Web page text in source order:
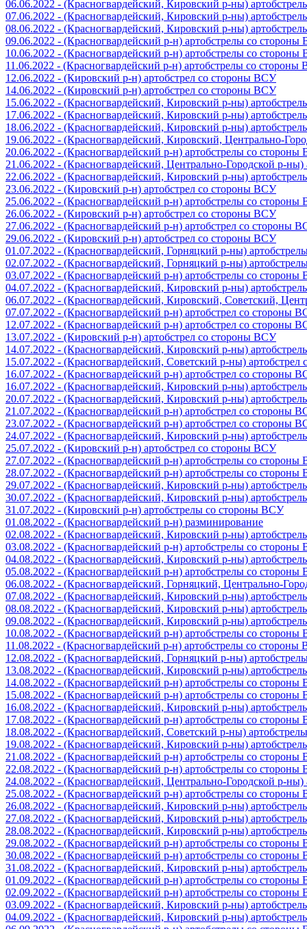
06.06.2022 - (Красногвардейский, Кировский р-ны)
07.06.2022 - (Красногвардейский, Кировский р-ны)
08.06.2022 - (Красногвардейский, Кировский р-ны)
09.06.2022 - (Красногвардейский р-н) артобстрелы со
10.06.2022 - (Красногвардейский р-н) артобстрелы со
11.06.2022 - (Красногвардейский р-н) артобстрелы со стороны
12.06.2022 - (Кировский р-н) артобстрел со стороны ВСУ
14.06.2022 - (Кировский р-н) артобстрел со стороны ВСУ
15.06.2022 - (Красногвардейский, Кировский р-ны)
17.06.2022 - (Красногвардейский, Кировский р-ны)
18.06.2022 - (Красногвардейский, Кировский р-ны)
19.06.2022 - (Красногвардейский, Кировский, Центрально-
20.06.2022 - (Красногвардейский р-н) артобстрелы со
21.06.2022 - (Красногвардейский, Центрально-Городской р-
22.06.2022 - (Красногвардейский, Кировский р-ны)
23.06.2022 - (Кировский р-н) артобстрел со стороны ВСУ
25.06.2022 - (Красногвардейский р-н) артобстрелы со
26.06.2022 - (Кировский р-н) артобстрел со стороны ВСУ
27.06.2022 - (Красногвардейский р-н) артобстрел со стороны
29.06.2022 - (Кировский р-н) артобстрел со стороны ВСУ
01.07.2022 - (Красногвардейский, Горняцкий р-ны)
02.07.2022 - (Красногвардейский, Горняцкий р-ны)
03.07.2022 - (Красногвардейский р-н) артобстрелы со
04.07.2022 - (Красногвардейский, Кировский р-ны)
06.07.2022 - (Красногвардейский, Кировский, Советский,
07.07.2022 - (Красногвардейский р-н) артобстрел со стороны
12.07.2022 - (Красногвардейский р-н) артобстрел со стороны
13.07.2022 - (Кировский р-н) артобстрел со стороны ВСУ
14.07.2022 - (Красногвардейский, Кировский р-ны)
15.07.2022 - (Красногвардейский, Советский р-ны)
16.07.2022 - (Красногвардейский р-н) артобстрел со стороны
16.07.2022 - (Красногвардейский, Кировский р-ны)
20.07.2022 - (Красногвардейский, Кировский р-ны)
21.07.2022 - (Красногвардейский р-н) артобстрел со стороны
23.07.2022 - (Красногвардейский р-н) артобстрел со стороны
24.07.2022 - (Красногвардейский, Кировский р-ны)
25.07.2022 - (Кировский р-н) артобстрел со стороны ВСУ
27.07.2022 - (Красногвардейский р-н) артобстрелы со
28.07.2022 - (Красногвардейский р-н) артобстрелы со
29.07.2022 - (Красногвардейский, Кировский р-ны)
30.07.2022 - (Красногвардейский, Кировский р-ны)
31.07.2022 - (Кировский р-н) артобстрелы со стороны ВСУ
01.08.2022 - (Красногвардейский р-н) разминирование
02.08.2022 - (Красногвардейский, Кировский р-ны)
03.08.2022 - (Красногвардейский р-н) артобстрелы со
04.08.2022 - (Красногвардейский, Кировский р-ны)
05.08.2022 - (Красногвардейский р-н) артобстрелы со
06.08.2022 - (Красногвардейский, Горняцкий, Центрально-
07.08.2022 - (Красногвардейский, Кировский р-ны)
08.08.2022 - (Красногвардейский, Кировский р-ны)
09.08.2022 - (Красногвардейский, Кировский р-ны)
10.08.2022 - (Красногвардейский р-н) артобстрелы со
11.08.2022 - (Красногвардейский р-н) артобстрелы со стороны
12.08.2022 - (Красногвардейский, Горняцкий р-ны)
13.08.2022 - (Красногвардейский, Кировский р-ны)
14.08.2022 - (Красногвардейский р-н) артобстрелы со
15.08.2022 - (Красногвардейский р-н) артобстрелы со
16.08.2022 - (Красногвардейский, Кировский р-ны)
17.08.2022 - (Красногвардейский р-н) артобстрелы со
18.08.2022 - (Красногвардейский, Советский р-ны)
19.08.2022 - (Красногвардейский, Кировский р-ны)
21.08.2022 - (Красногвардейский р-н) артобстрелы со
22.08.2022 - (Красногвардейский р-н) артобстрелы со
24.08.2022 - (Красногвардейский, Центрально-Городской р-
25.08.2022 - (Красногвардейский р-н) артобстрелы со
26.08.2022 - (Красногвардейский, Кировский р-ны)
27.08.2022 - (Красногвардейский, Кировский р-ны)
28.08.2022 - (Красногвардейский, Кировский р-ны)
29.08.2022 - (Красногвардейский р-н) артобстрелы со
30.08.2022 - (Красногвардейский р-н) артобстрелы со
31.08.2022 - (Красногвардейский, Кировский р-ны)
01.09.2022 - (Красногвардейский р-н) артобстрелы со
02.09.2022 - (Красногвардейский р-н) артобстрелы со
03.09.2022 - (Красногвардейский, Кировский р-ны)
04.09.2022 - (Красногвардейский, Кировский р-ны)